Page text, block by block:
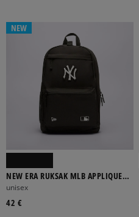
EASTPAK
BÉŽOVÁ ČERVENÁ
NEW
NEW ERA RUKSAK MLB APPLIQUE
DELAWARE NYY NEW YORK
YANKEES
unisex
42 €